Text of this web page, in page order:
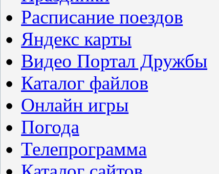
Расписание поездов
Яндекс карты
Видео Портал Дружбы
Каталог файлов
Онлайн игры
Погода
Телепрограмма